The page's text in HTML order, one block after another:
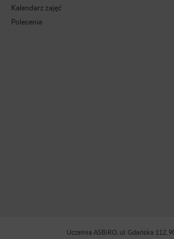
Kalendarz zajęć
Polecenia
Uczelnia ASBiRO, ul. Gdańska 112,